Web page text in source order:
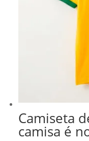
Camiseta
camisa é